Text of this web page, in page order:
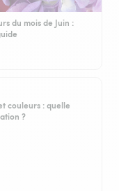
du mois de Juin :
couleurs : quelle
?